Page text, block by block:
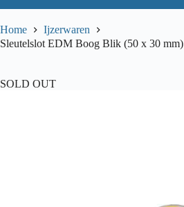
Home
Ijzerwaren
Sleutelslot EDM Boog Blik (50 x 30 mm)
SOLD OUT